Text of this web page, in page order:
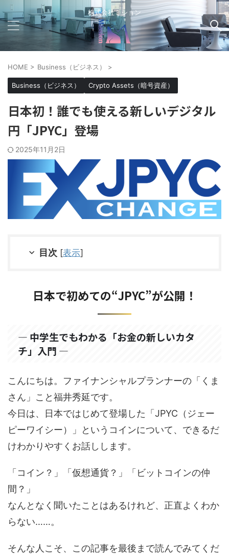
株式会社ミション
HOME > Business（ビジネス） >
Business（ビジネス） Crypto Assets（暗号資産）
日本初！誰でも使える新しいデジタル
円「JPYC」登場
2025年11月2日
目次 [表示]
日本で初めての“JPYC”が公開！
― 中学生でもわかる「お金の新しいカタ
チ」入門 ―
こんにちは。ファイナンシャルプランナーの「くま
さん」こと福井秀延です。
今日は、日本ではじめて登場した「JPYC（ジェー
ピーワイシー）」というコインについて、できるだ
けわかりやすくお話しします。
「コイン？」「仮想通貨？」「ビットコインの仲
間？」
なんとなく聞いたことはあるけれど、正直よくわか
らない……。
そんな人こそ、この記事を最後まで読んでみてくだ